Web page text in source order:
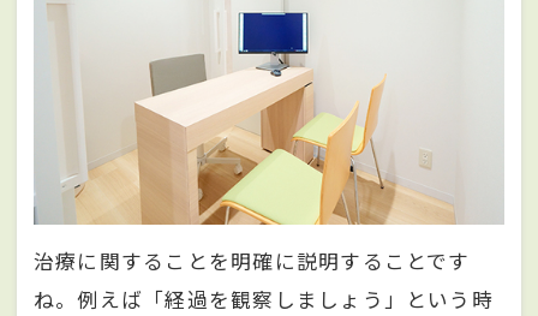
治療に関することを明確に説明することです
ね。例えば「経過を観察しましょう」という時